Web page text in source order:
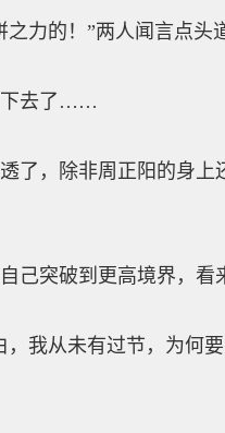
的！”两人闻言点头道
去了……
，除非周正阳的身上
突破到更高境界，看
从未有过节，为何要